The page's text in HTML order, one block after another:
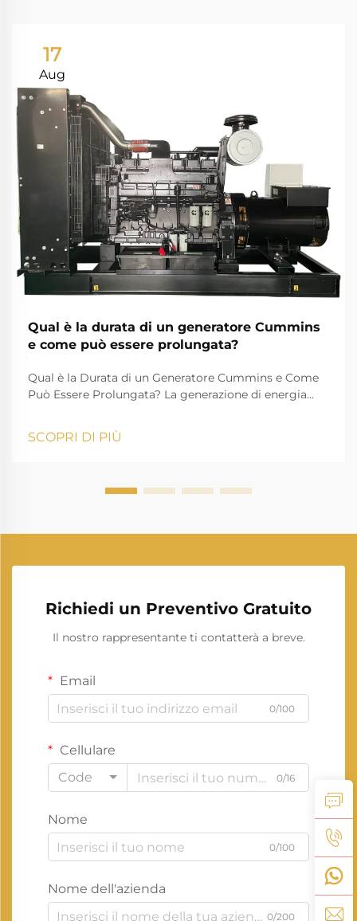
17
Aug
Qual è la durata di un generatore Cummins
e come può essere prolungata?
Qual è la Durata di un Generatore Cummins e Come
Può Essere Prolungata? La generazione di energia
garantendo che case, aziende, istituzioni sanitarie e
industrie possano proseguire le loro attività senza
SCOPRI DI PIÙ
Richiedi un Preventivo Gratuito
Il nostro rappresentante ti contatterà a breve.
Email
0/100
Cellulare
Code
0/16
Nome
0/100
Nome dell'azienda
0/200